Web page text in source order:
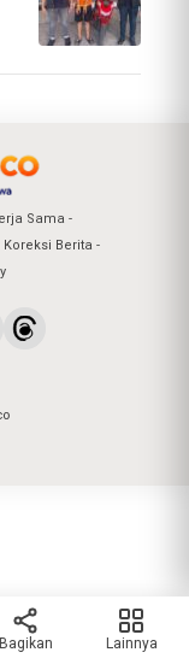
Sama
Berita
Bagikan Lainnya